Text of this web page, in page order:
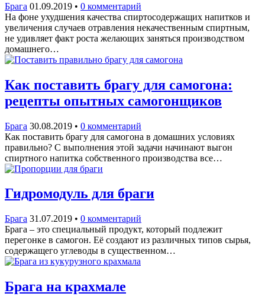
Брага 01.09.2019 • 0 комментарий
На фоне ухудшения качества спиртосодержащих напитков и
увеличения случаев отравления некачественным спиртным,
не удивляет факт роста желающих заняться производством
домашнего…
Как поставить брагу для самогона:
рецепты опытных самогонщиков
Брага 30.08.2019 • 0 комментарий
Как поставить брагу для самогона в домашних условиях
правильно? С выполнения этой задачи начинают выгон
спиртного напитка собственного производства все…
Гидромодуль для браги
Брага 31.07.2019 • 0 комментарий
Брага – это специальный продукт, который подлежит
перегонке в самогон. Её создают из различных типов сырья,
содержащего углеводы в существенном…
Брага на крахмале